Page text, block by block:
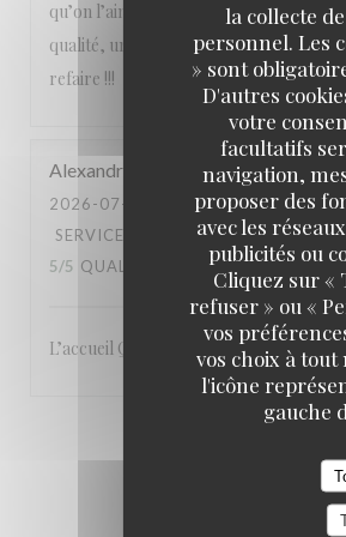
la collecte
personnel. Les
» sont
D'autres
votre
facultatifs
navigation,
proposer des
avec les
publicités ou
Cliquez sur «
refuser » ou «
vos
vos choix à
l'icône
gauche
qu’on l’aime avec des produits de
qualité, une équipe attentionnée, un
refaire !!!
Alexandre
2026-07-23
- 19:00 - COUVERTS 3
SERVICE
AMBIANCE: 5/5
5/5 QUALITÉ / PRIX : 5/5
L’accueil Qualité du service Le site: en